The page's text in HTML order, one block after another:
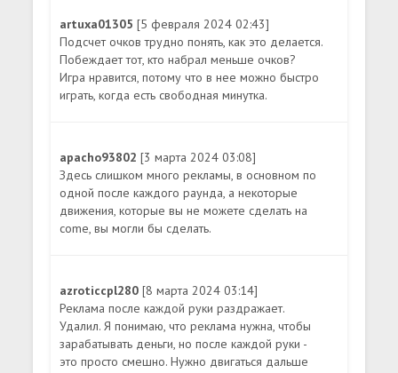
artuxa01305[5 февраля 2024 02:43]
Подсчет очков трудно понять, как это делается.
Побеждает тот, кто набрал меньше очков?
Игра нравится, потому что в нее можно быстро
играть, когда есть свободная минутка.
apacho93802[3 марта 2024 03:08]
Здесь слишком много рекламы, в основном по
одной после каждого раунда, а некоторые
движения, которые вы не можете сделать на
come, вы могли бы сделать.
azroticcpl280[8 марта 2024 03:14]
Реклама после каждой руки раздражает.
Удалил. Я понимаю, что реклама нужна, чтобы
зарабатывать деньги, но после каждой руки -
это просто смешно. Нужно двигаться дальше